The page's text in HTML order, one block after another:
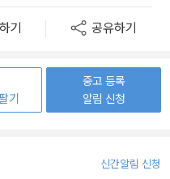
기 공유하기
기
중고 등록
알림 신청
신간알림 신청